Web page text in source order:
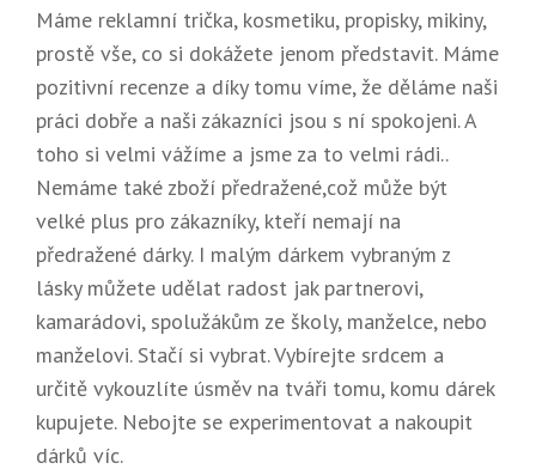
Máme reklamní trička, kosmetiku, propisky, mikiny,
prostě vše, co si dokážete jenom představit. Máme
pozitivní recenze a díky tomu víme, že děláme naši
práci dobře a naši zákazníci jsou s ní spokojeni. A
toho si velmi vážíme a jsme za to velmi rádi..
Nemáme také zboží předražené,což může být
velké plus pro zákazníky, kteří nemají na
předražené dárky. I malým dárkem vybraným z
lásky můžete udělat radost jak partnerovi,
kamarádovi, spolužákům ze školy, manželce, nebo
manželovi. Stačí si vybrat. Vybírejte srdcem a
určitě vykouzlíte úsměv na tváři tomu, komu dárek
kupujete. Nebojte se experimentovat a nakoupit
dárků víc.